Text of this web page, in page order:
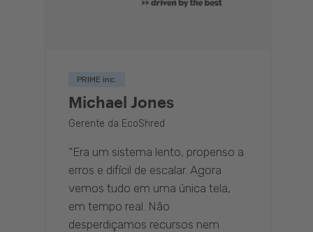
PRIME inc.
Michael Jones
Gerente da EcoShred
“Era um sistema lento, propenso a
erros e difícil de escalar. Agora
vemos tudo em uma única tela,
em tempo real. Não
desperdiçamos recursos nem